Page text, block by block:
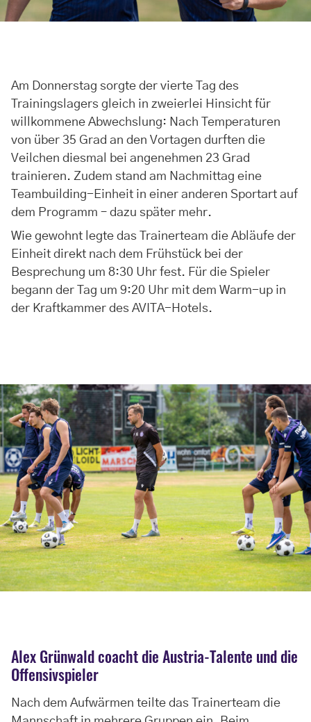
Am Donnerstag sorgte der vierte Tag des
Trainingslagers gleich in zweierlei Hinsicht für
willkommene Abwechslung: Nach Temperaturen
von über 35 Grad an den Vortagen durften die
Veilchen diesmal bei angenehmen 23 Grad
trainieren. Zudem stand am Nachmittag eine
Teambuilding-Einheit in einer anderen Sportart auf
dem Programm – dazu später mehr.
Wie gewohnt legte das Trainerteam die Abläufe der
Einheit direkt nach dem Frühstück bei der
Besprechung um 8:30 Uhr fest. Für die Spieler
begann der Tag um 9:20 Uhr mit dem Warm-up in
der Kraftkammer des AVITA-Hotels.
Alex Grünwald coacht die Austria-Talente und die
Offensivspieler
Nach dem Aufwärmen teilte das Trainerteam die